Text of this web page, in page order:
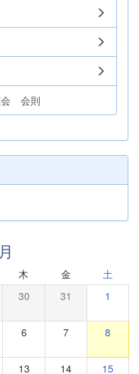
会 会則
木 金 土
30 31 1
6 7 8
13 14 15